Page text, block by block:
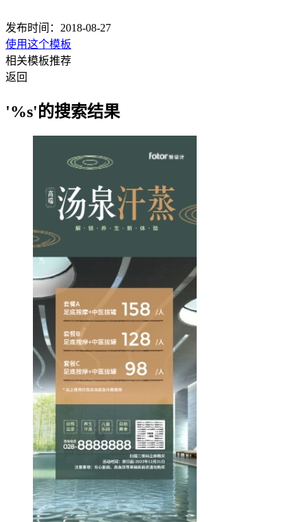
发布时间：2018-08-27
使用这个模板
相关模板推荐
返回
'%s'的搜索结果